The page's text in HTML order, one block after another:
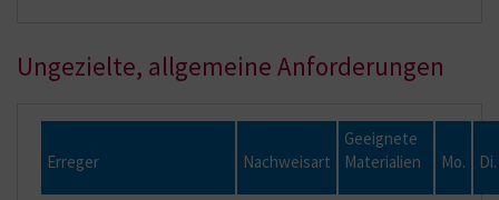
Ungezielte, allgemeine Anforderungen
Erreger Nachweisart
Geeignete
Materialien
Mo. Di.